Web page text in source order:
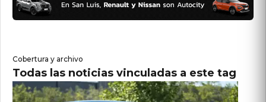
Cobertura y archivo
Todas las noticias vinculadas a este tag